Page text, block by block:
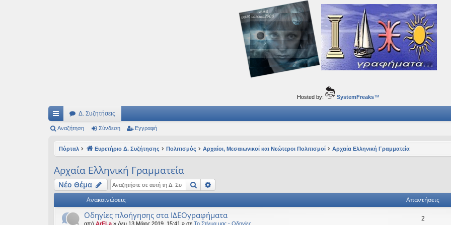
Αυτός ο τόπος φιλοδοξεί να ανοίγει μονοπάτια για τα συναρπαστικά και όμορφα ταξίδια του νού...
Hosted by: SystemFreaks™
ρή
ς
συ
Δ. Συζητήσεις
Αναζήτηση Σύνδεση Εγγραφή
Πόρταλ Ευρετήριο Δ. Συζήτησης Πολιτισμός Αρχαίοι, Μεσαιωνικοί και Νεώτεροι Πολιτισμοί Αρχαία Ελληνική Γραμματεία
Αρχαία Ελληνική Γραμματεία
Νέο Θέμα Αναζήτηση
Ανακοινώσεις Απαντήσεις
Οδηγίες πλοήγησης στα ΙΔΕΟγραφήματα
από ArELa » Δευ 13 Μάιος 2019, 15:41 » σε Το Στίγμα μας - Οδηγίες
2